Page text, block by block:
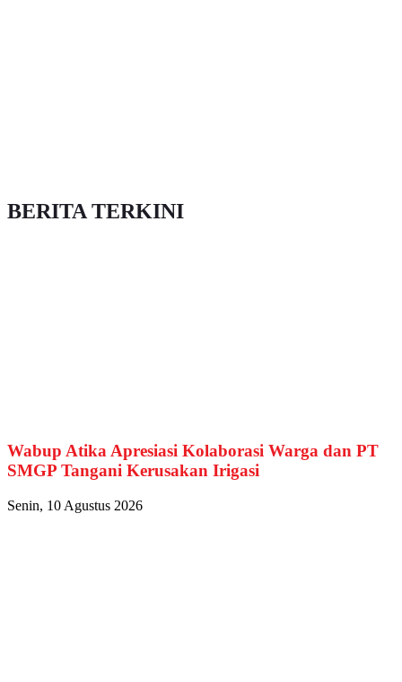
BERITA TERKINI
Wabup Atika Apresiasi Kolaborasi Warga dan PT
SMGP Tangani Kerusakan Irigasi
Senin, 10 Agustus 2026